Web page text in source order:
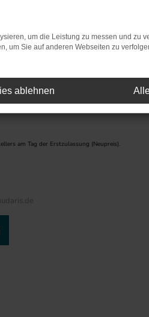
am Tag der Erstzulassung (Neupreis).
um die Leistung zu messen und zu
um Sie auf anderen Webseiten zu
ablehnen